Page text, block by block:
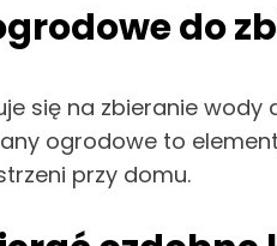
do
się na zbieranie
ogrodowe to
przy domu.